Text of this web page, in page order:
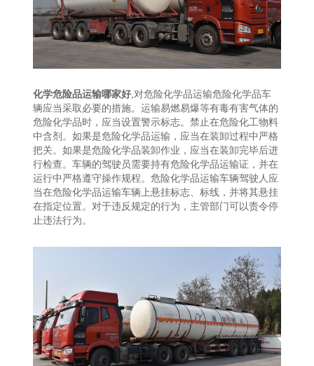
化学危险品运输哪家好,对危险化学品运输危险化学品车
辆应当采取必要的措施。运输易燃易爆等有毒有害气体的
危险化学品时，应当设置警示标志。禁止在危险化工物料
中含剂。如果是危险化学品运输，应当在装卸过程中严格
把关。如果是危险化学品装卸作业，应当在装卸完毕后进
行检查。车辆的驾驶员需要持有危险化学品运输证，并在
运行中严格遵守操作规程。危险化学品运输车辆驾驶人应
当在危险化学品运输车辆上悬挂标志、标线，并将其悬挂
在指定位置。对于违反规定的行为，主管部门可以责令停
止违法行为。